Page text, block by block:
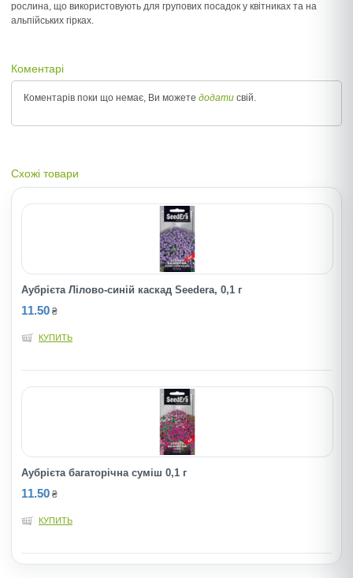
рослина, що використовують для групових посадок у квітниках та на
альпійських гірках.
Коментарі
Коментарів поки що немає, Ви можете додати свій.
Схожі товари
Аубрієта Лілово-синій каскад Seedera, 0,1 г
11.50 ₴
КУПИТЬ
Аубрієта багаторічна суміш 0,1 г
11.50 ₴
КУПИТЬ